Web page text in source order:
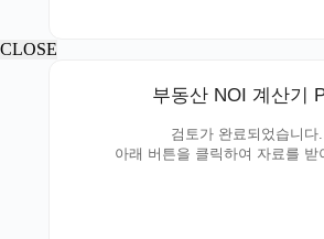
CLOSE
부동산 NOI 계산기
검토가 완료되었습니다.
아래 버튼을 클릭하여 자료를 받